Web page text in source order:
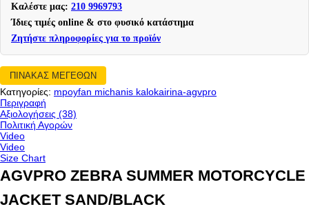
Καλέστε μας: 210 9969793
Ίδιες τιμές online & στο φυσικό κατάστημα
Ζητήστε πληροφορίες για το προϊόν
ΠΙΝΑΚΑΣ ΜΕΓΕΘΩΝ
Κατηγορίες: mpoyfan michanis kalokairina-agvpro
Περιγραφή
Αξιολογήσεις (38)
Πολιτική Αγορών
Video
Video
Size Chart
AGVPRO ZEBRA SUMMER MOTORCYCLE
JACKET SAND/BLACK